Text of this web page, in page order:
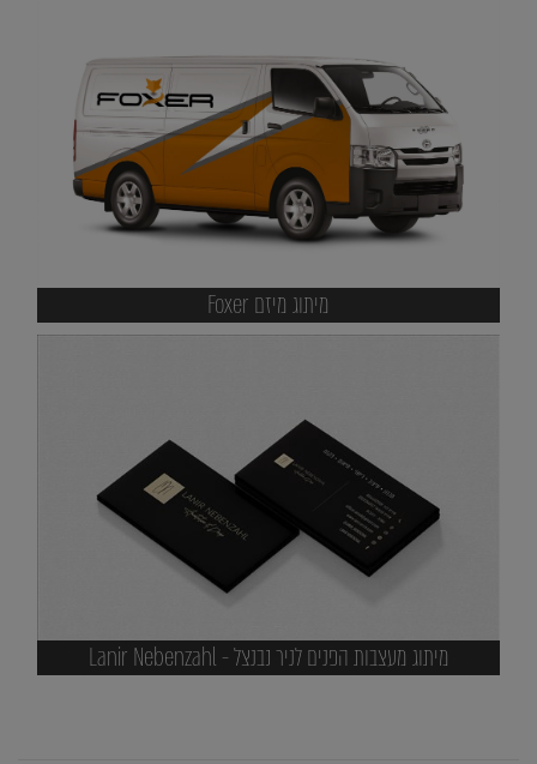
מיתוג מיזם Foxer
מיתוג מעצבות הפנים לניר נבנצל - Lanir Nebenzahl